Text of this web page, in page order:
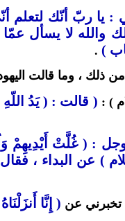
: يا ربّ أنّك لتعلم
والله لا يسأل
)
.
ذلك ، وما قالت
) : ( قالت : ( يَدُ
: ( غُلَّتْ أَيْدِيهِمْ
) عن البداء ،
تخبرني عن ( إِنَّا